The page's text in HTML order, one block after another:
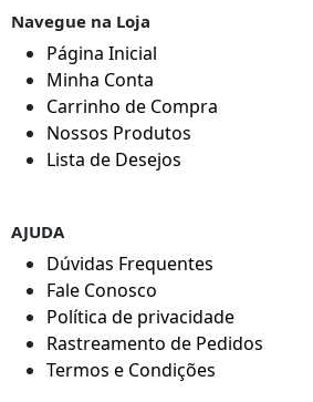
Navegue na Loja
Página Inicial
Minha Conta
Carrinho de Compra
Nossos Produtos
Lista de Desejos
AJUDA
Dúvidas Frequentes
Fale Conosco
Política de privacidade
Rastreamento de Pedidos
Termos e Condições